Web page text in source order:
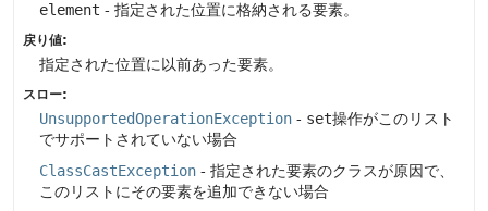
element - 指定された位置に格納される要素。
戻り値:
指定された位置に以前あった要素。
スロー:
UnsupportedOperationException - set操作がこのリスト
でサポートされていない場合
ClassCastException - 指定された要素のクラスが原因で、
このリストにその要素を追加できない場合